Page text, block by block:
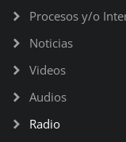
Procesos y/o
Noticias
Videos
Audios
Radio